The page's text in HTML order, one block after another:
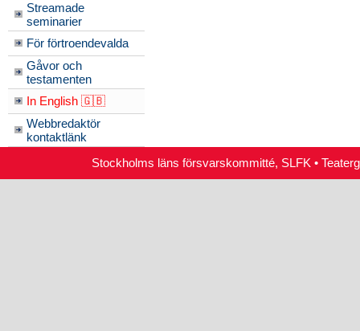
Streamade
seminarier
För förtroendevalda
Gåvor och
testamenten
In English 🇬🇧
Webbredaktör
kontaktlänk
Stockholms läns försvarskommitté, SLFK •